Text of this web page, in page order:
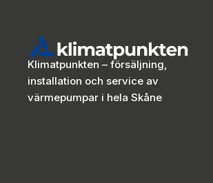
Klimatpunkten – försäljning,
installation och service av
värmepumpar i hela Skåne